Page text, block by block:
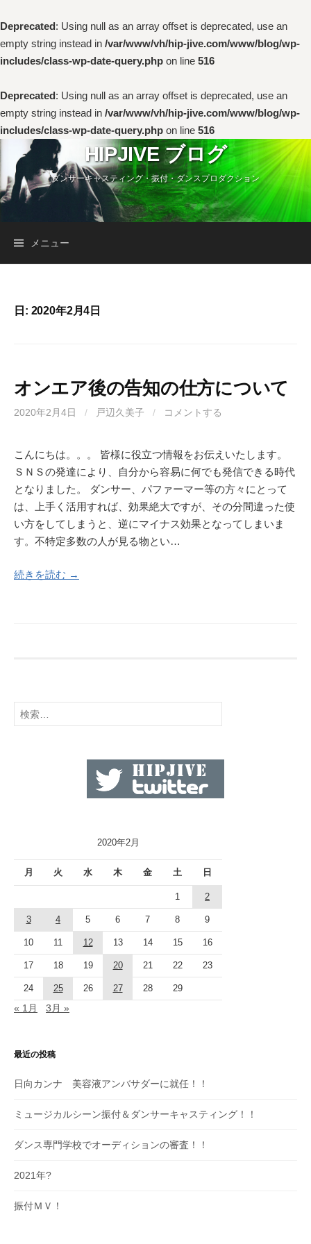
Deprecated: Using null as an array offset is deprecated, use an
empty string instead in /var/www/vh/hip-jive.com/www/blog/wp-
includes/class-wp-date-query.php on line 516
Deprecated: Using null as an array offset is deprecated, use an
empty string instead in /var/www/vh/hip-jive.com/www/blog/wp-
includes/class-wp-date-query.php on line 516
テ
ン
HIPJIVE ブログ
ダンサーキャスティング・振付・ダンスプロダクション
メニュー
日: 2020年2月4日
オンエア後の告知の仕方について
2020年2月4日 / 戸辺久美子 / コメントする
こんにちは。。。 皆様に役立つ情報をお伝えいたします。
ＳＮＳの発達により、自分から容易に何でも発信できる時代
となりました。 ダンサー、パファーマー等の方々にとって
は、上手く活用すれば、効果絶大ですが、その分間違った使
い方をしてしまうと、逆にマイナス効果となってしまいま
す。不特定多数の人が見る物とい…
続きを読む →
検
索:
2020年2月
月 火 水 木 金 土 日
1 2
3 4 5 6 7 8 9
10 11 12 13 14 15 16
17 18 19 20 21 22 23
24 25 26 27 28 29
« 1月 3月 »
最近の投稿
日向カンナ 美容液アンバサダーに就任！！
ミュージカルシーン振付＆ダンサーキャスティング！！
ダンス専門学校でオーディションの審査！！
2021年?
振付ＭＶ！